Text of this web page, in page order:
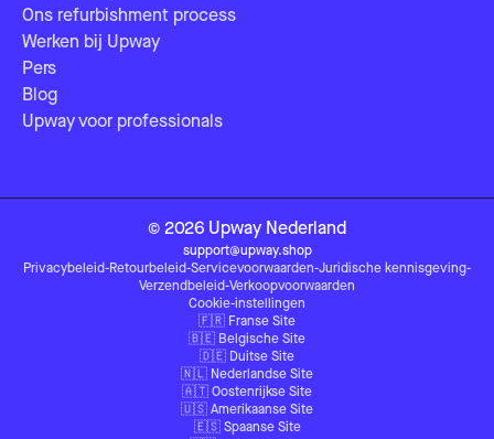
Ons refurbishment process
Werken bij Upway
Pers
Blog
Upway voor professionals
© 2026 Upway Nederland
support@upway.shop
Privacybeleid-Retourbeleid-Servicevoorwaarden-Juridische kennisgeving-
Verzendbeleid-Verkoopvoorwaarden
Cookie-instellingen
🇫🇷 Franse Site
🇧🇪 Belgische Site
🇩🇪 Duitse Site
🇳🇱 Nederlandse Site
🇦🇹 Oostenrijkse Site
🇺🇸 Amerikaanse Site
🇪🇸 Spaanse Site